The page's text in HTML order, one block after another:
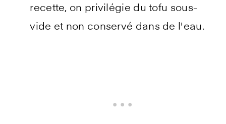
recette, on privilégie du tofu sous-
vide et non conservé dans de l'eau.